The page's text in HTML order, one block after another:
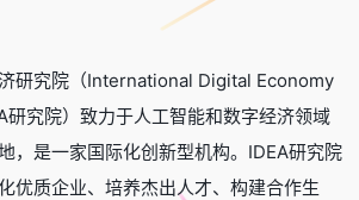
研究院（International Digital Economy
研究院）致力于人工智能和数字经济领域
，是一家国际化创新型机构。IDEA研究院
优质企业、培养杰出人才、构建合作生